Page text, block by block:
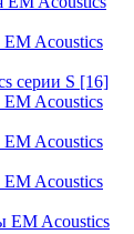
Acoustics
серии S [16]
Acoustics
Acoustics
Acoustics
EM Acoustics